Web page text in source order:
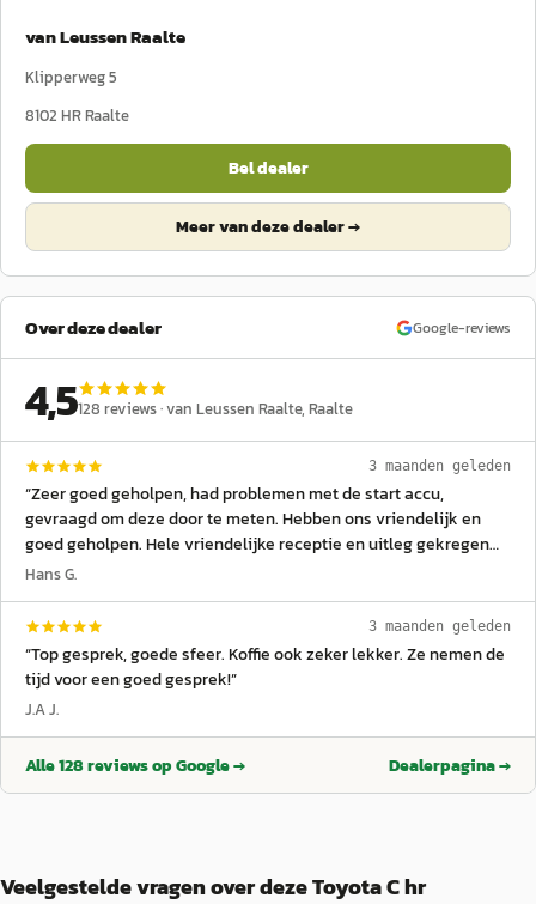
van Leussen Raalte
Klipperweg 5
8102 HRRaalte
Bel dealer
Meer van deze dealer →
Over deze dealer Google-reviews
4,5128 reviews ·van Leussen Raalte, Raalte
3 maanden geleden
“Zeer goed geholpen, had problemen met de start accu,
gevraagd om deze door te meten. Hebben ons vriendelijk en
goed geholpen. Hele vriendelijke receptie en uitleg gekregen
door de werkplaats medewerker.
Hans G.
3 maanden geleden
“Top gesprek, goede sfeer. Koffie ook zeker lekker. Ze nemen de
tijd voor een goed gesprek!”
J.A J.
Alle128reviews op Google → Dealerpagina →
Veelgestelde vragen over deze Toyota C hr